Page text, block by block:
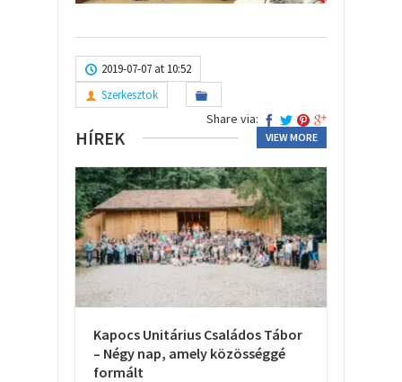
2019-07-07 at 10:52
Szerkesztok
Share via:
HÍREK VIEW MORE
Kapocs Unitárius Családos Tábor
– Négy nap, amely közösséggé
formált